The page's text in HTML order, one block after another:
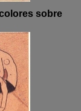
sobre